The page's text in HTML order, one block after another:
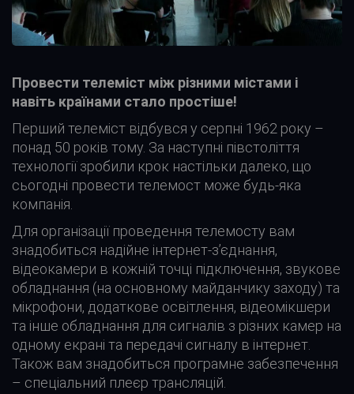
Провести телеміст між різними містами і
навіть країнами стало простіше!
Перший телеміст відбувся у серпні 1962 року –
понад 50 років тому. За наступні півстоліття
технології зробили крок настільки далеко, що
сьогодні провести телемост може будь-яка
компанія.
Для організації проведення телемосту вам
знадобиться надійне інтернет-з’єднання,
відеокамери в кожній точці підключення, звукове
обладнання (на основному майданчику заходу) та
мікрофони, додаткове освітлення, відеомікшери
та інше обладнання для сигналів з різних камер на
одному екрані та передачі сигналу в інтернет.
Також вам знадобиться програмне забезпечення
– спеціальний плеєр трансляцій.